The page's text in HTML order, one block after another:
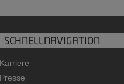
SCHNELLNAVIGATION
Karriere
Presse